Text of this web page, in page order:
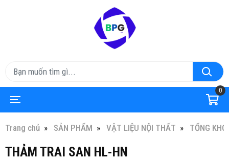
0
Trang chủ SẢN PHẨM VẬT LIỆU NỘI THẤT TỔNG
THẢM TRAI SAN HL-HN